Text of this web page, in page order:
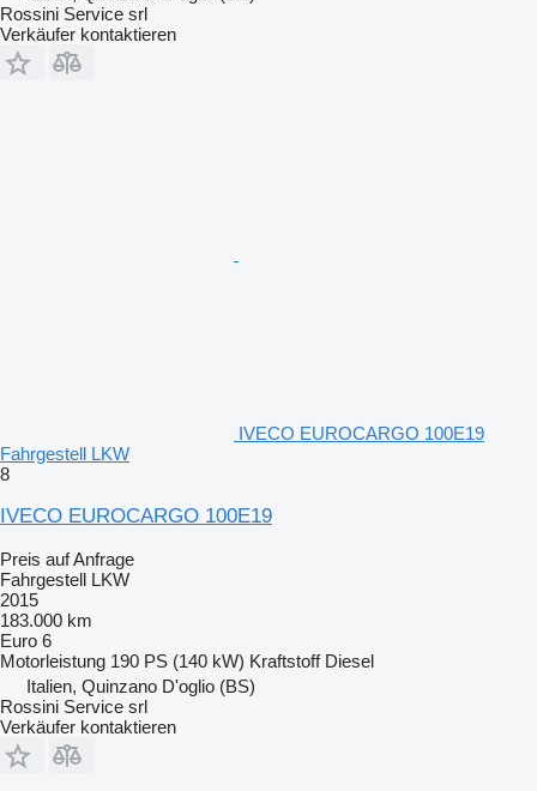
Rossini Service srl
Verkäufer kontaktieren
IVECO EUROCARGO 100E19
Fahrgestell LKW
8
IVECO EUROCARGO 100E19
Preis auf Anfrage
Fahrgestell LKW
2015
183.000 km
Euro 6
Motorleistung 190 PS (140 kW) Kraftstoff Diesel
Italien, Quinzano D'oglio (BS)
Rossini Service srl
Verkäufer kontaktieren